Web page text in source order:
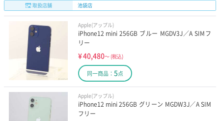
取扱店舗
池袋店
Apple(アップル)
iPhone12 mini 256GB ブルー MGDV3J／A SIMフ
リー
¥40,480～ (税込)
同一商品： 5点
Apple(アップル)
iPhone12 mini 256GB グリーン MGDW3J／A SIM
フリー